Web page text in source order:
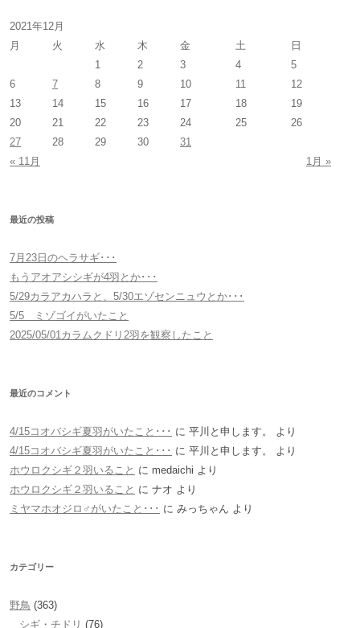
2021年12月
月
火 水 木 金 土 日
« 11月 1月 »
1 2 3 4
5
6
7 8 9 10 11
12
13
14 15 16 17 18
19
20
21 22 23 24 25
26
27
28 29 30 31
最近の投稿
7月23日のヘラサギ･･･
もうアオアシシギが4羽とか･･･
5/29カラアカハラと、5/30エゾセンニュウとか･･･
5/5 ミゾゴイがいたこと
2025/05/01カラムクドリ2羽を観察したこと
最近のコメント
4/15コオバシギ夏羽がいたこと･･･ に 平川と申します。
より
4/15コオバシギ夏羽がいたこと･･･ に 平川と申します。
より
ホウロクシギ２羽いること に medaichi より
ホウロクシギ２羽いること に ナオ より
ミヤマホオジロ♂がいたこと･･･ に みっちゃん より
カテゴリー
野鳥 (363)
シギ・チドリ (76)